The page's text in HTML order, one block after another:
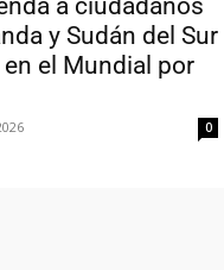
y Sudán del Sur
el Mundial por
0